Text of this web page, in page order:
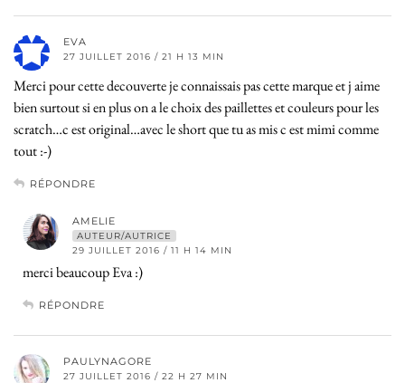
EVA
27 JUILLET 2016 / 21 H 13 MIN
Merci pour cette decouverte je connaissais pas cette marque et j aime
bien surtout si en plus on a le choix des paillettes et couleurs pour les
scratch…c est original…avec le short que tu as mis c est mimi comme
tout :-)
RÉPONDRE
AMELIE
AUTEUR/AUTRICE
29 JUILLET 2016 / 11 H 14 MIN
merci beaucoup Eva :)
RÉPONDRE
PAULYNAGORE
27 JUILLET 2016 / 22 H 27 MIN